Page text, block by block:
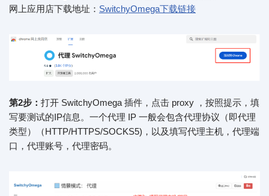
网上应用店下载地址： SwitchyOmega下载链接
第2步： 打开 SwitchyOmega 插件，点击 proxy ，按照提示，填
写要测试的IP信息。一个代理 IP 一般会包含代理协议（即代理
类型）（HTTP/HTTPS/SOCKS5)，以及填写代理主机，代理端
口，代理账号，代理密码。